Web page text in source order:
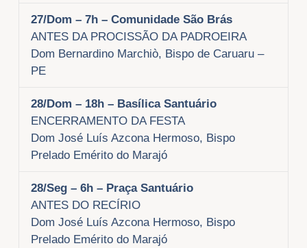
27/Dom – 7h – Comunidade São Brás
ANTES DA PROCISSÃO DA PADROEIRA
Dom Bernardino Marchiò, Bispo de Caruaru –
PE
28/Dom – 18h – Basílica Santuário
ENCERRAMENTO DA FESTA
Dom José Luís Azcona Hermoso, Bispo
Prelado Emérito do Marajó
28/Seg – 6h – Praça Santuário
ANTES DO RECÍRIO
Dom José Luís Azcona Hermoso, Bispo
Prelado Emérito do Marajó